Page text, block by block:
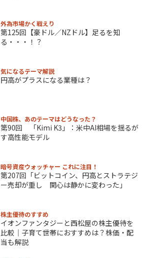
外為市場かく戦えり
第125回【豪ドル／NZドル】足るを知
る・・・！？
気になるテーマ解説
円高がプラスになる業種は？
中国株、あのテーマはどうなった？
第90回 「Kimi K3」：米中AI相場を揺るが
す高性能モデル
暗号資産ウォッチャー これに注目！
第207回「ビットコイン、円高とストラテジ
ー売却が重し 関心は静かに変わった」
株主優待のすすめ
イオンファンタジーと西松屋の株主優待を
比較｜子育て世帯におすすめは？株価・配
当も解説